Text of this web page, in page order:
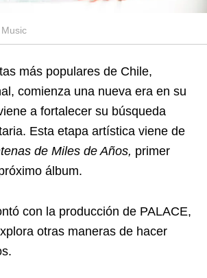
más populares de Chile,
comienza una nueva era en su
a fortalecer su búsqueda
Esta etapa artística viene de
de Miles de Años, primer
álbum.
con la producción de PALACE,
otras maneras de hacer